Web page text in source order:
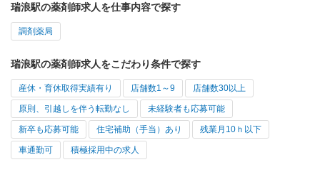
瑞浪駅の薬剤師求人を仕事内容で探す
調剤薬局
瑞浪駅の薬剤師求人をこだわり条件で探す
産休・育休取得実績有り 店舗数1～9 店舗数30以上
原則、引越しを伴う転勤なし 未経験者も応募可能
新卒も応募可能 住宅補助（手当）あり 残業月10ｈ以下
車通勤可 積極採用中の求人